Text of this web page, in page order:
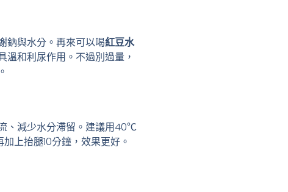
鈉與水分。再來可以喝紅豆水
溫和利尿作用。不過別過量，
、減少水分滯留。建議用40℃
上抬腿10分鐘，效果更好。